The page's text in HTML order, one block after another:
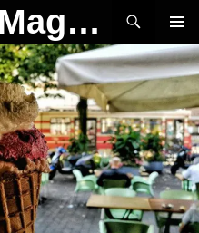
MAD Media Magazine
MENU